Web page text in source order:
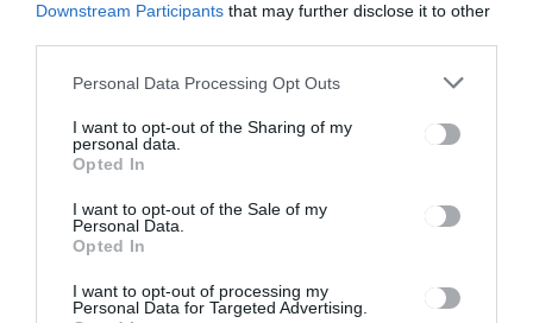
Downstream Participants that may further disclose it to other
Personal Data Processing Opt Outs
I want to opt-out of the Sharing of my
personal data.
Opted In
I want to opt-out of the Sale of my
Personal Data.
Opted In
I want to opt-out of processing my
Personal Data for Targeted Advertising.
Elektromos buszokkal
könnyítenék meg a jövőben
lakosok közlekedését
Dolgoznak a városban